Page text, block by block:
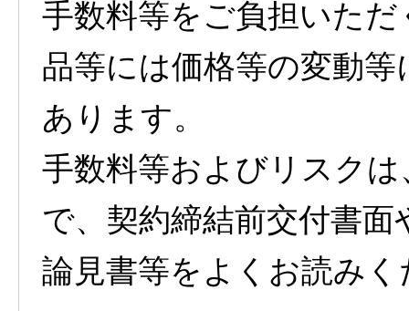
手数料等をご負担いた
品等には価格等の変動
あります。
手数料等およびリスク
で、契約締結前交付書
論見書等をよくお読みく